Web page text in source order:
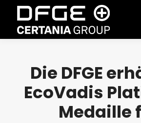
Die DFGE
EcoVadis
Medaille